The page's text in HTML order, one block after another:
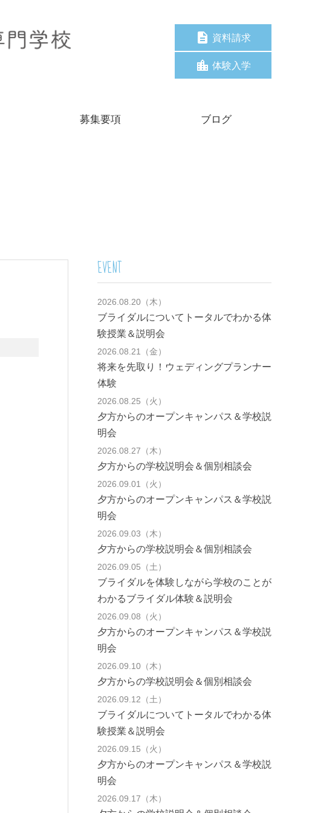
資料請求
体験入学
募集要項 ブログ
EVENT
2026.08.20（木）
ブライダルについてトータルでわかる体
験授業＆説明会
2026.08.21（金）
将来を先取り！ウェディングプランナー
体験
2026.08.25（火）
夕方からのオープンキャンパス＆学校説
明会
2026.08.27（木）
夕方からの学校説明会＆個別相談会
2026.09.01（火）
夕方からのオープンキャンパス＆学校説
明会
2026.09.03（木）
夕方からの学校説明会＆個別相談会
2026.09.05（土）
ブライダルを体験しながら学校のことが
わかるブライダル体験＆説明会
2026.09.08（火）
夕方からのオープンキャンパス＆学校説
明会
2026.09.10（木）
夕方からの学校説明会＆個別相談会
2026.09.12（土）
ブライダルについてトータルでわかる体
験授業＆説明会
2026.09.15（火）
夕方からのオープンキャンパス＆学校説
明会
2026.09.17（木）